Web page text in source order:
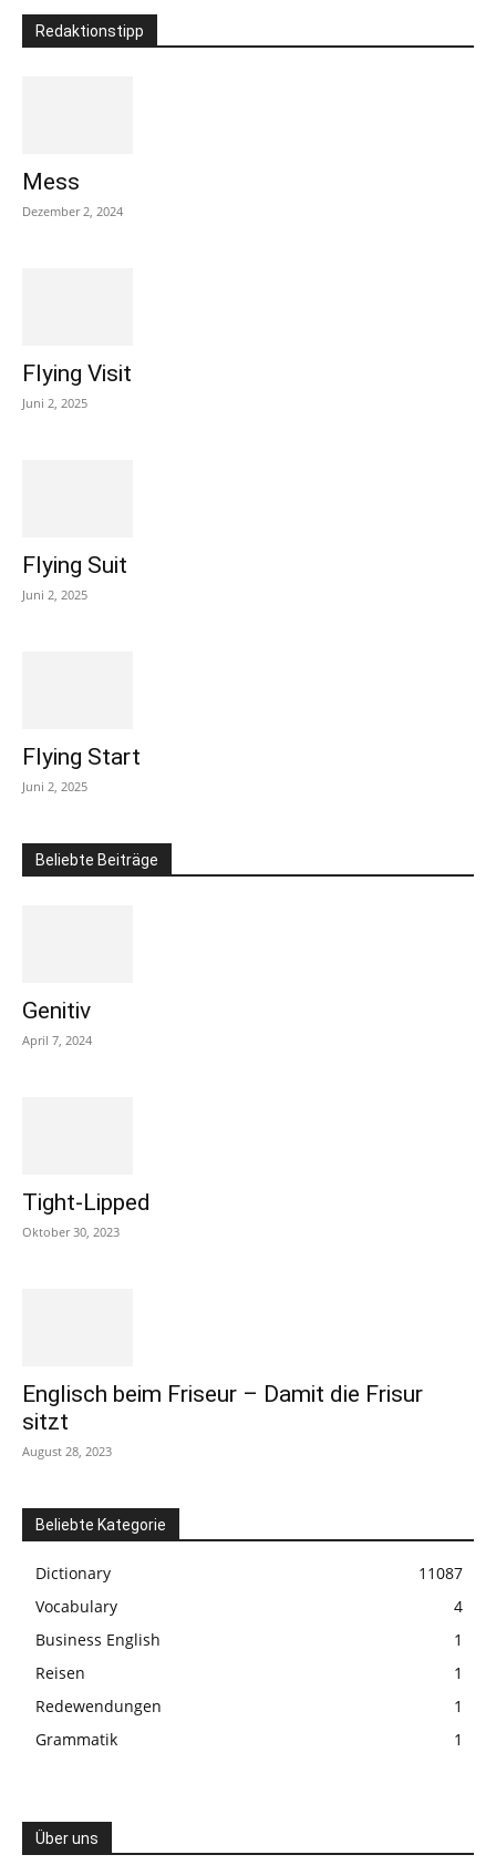
Redaktionstipp
Mess
Dezember 2, 2024
Flying Visit
Juni 2, 2025
Flying Suit
Juni 2, 2025
Flying Start
Juni 2, 2025
Beliebte Beiträge
Genitiv
April 7, 2024
Tight-Lipped
Oktober 30, 2023
Englisch beim Friseur – Damit die Frisur
sitzt
August 28, 2023
Beliebte Kategorie
Dictionary
11087
Vocabulary
4
Business English
1
Reisen
1
Redewendungen
1
Grammatik
1
Über uns